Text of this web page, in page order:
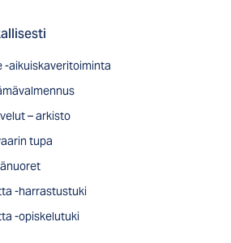
-aikuiskaveritoiminta
– arkisto
tupa
-harrastustuki
-opiskelutuki